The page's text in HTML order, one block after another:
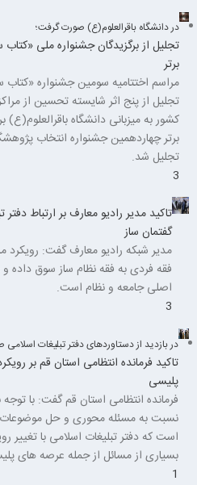
در دانشگاه باقرالعلوم(ع) صورت گرفت؛
تجلیل از برگزیدگان جشنواره ملی
برتر
مراسم اختتامیه سومین جشنواره
تجلیل از پنج اثر شایسته ‌تحسین از
کشور به میزبانی دانشگاه
برتر چهاردهمین جشنواره انتخاب
تجلیل شد.
3
تاکید مدیر رادیو معارف بر ارتباط
گفتمان ساز
مدیر شبکه رادیو معارف گفت:
فقه فردی به فقه نظام ساز سوق داده
اصلی جامعه و نظام است.
3
در بازدید از دستاوردهای دفتر تبلیغات
تاکید فرمانده انتظامی استان قم بر
پلیسی
فرمانده انتظامی استان قم گفت: با
نسبت به مسئله محوری و حل موضوعات
است که دفتر تبلیغات اسلامی با تغییر
بسیاری از مسائل از جمله عرصه های
1